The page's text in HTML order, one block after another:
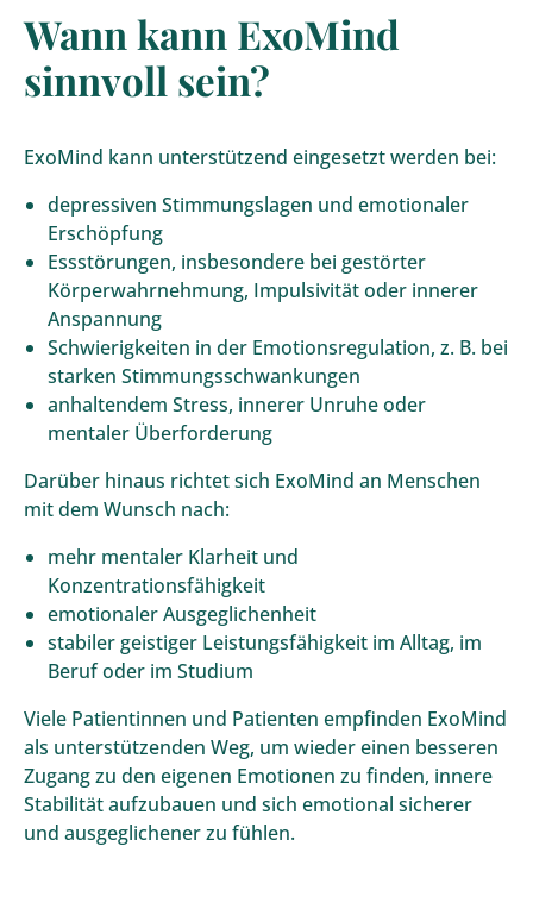
Wann kann ExoMind
sinnvoll sein?
ExoMind kann unterstützend eingesetzt werden bei:
depressiven Stimmungslagen und emotionaler
Erschöpfung
Essstörungen, insbesondere bei gestörter
Körperwahrnehmung, Impulsivität oder innerer
Anspannung
Schwierigkeiten in der Emotionsregulation, z. B. bei
starken Stimmungsschwankungen
anhaltendem Stress, innerer Unruhe oder
mentaler Überforderung
Darüber hinaus richtet sich ExoMind an Menschen
mit dem Wunsch nach:
mehr mentaler Klarheit und
Konzentrationsfähigkeit
emotionaler Ausgeglichenheit
stabiler geistiger Leistungsfähigkeit im Alltag, im
Beruf oder im Studium
Viele Patientinnen und Patienten empfinden ExoMind
als unterstützenden Weg, um wieder einen besseren
Zugang zu den eigenen Emotionen zu finden, innere
Stabilität aufzubauen und sich emotional sicherer
und ausgeglichener zu fühlen.